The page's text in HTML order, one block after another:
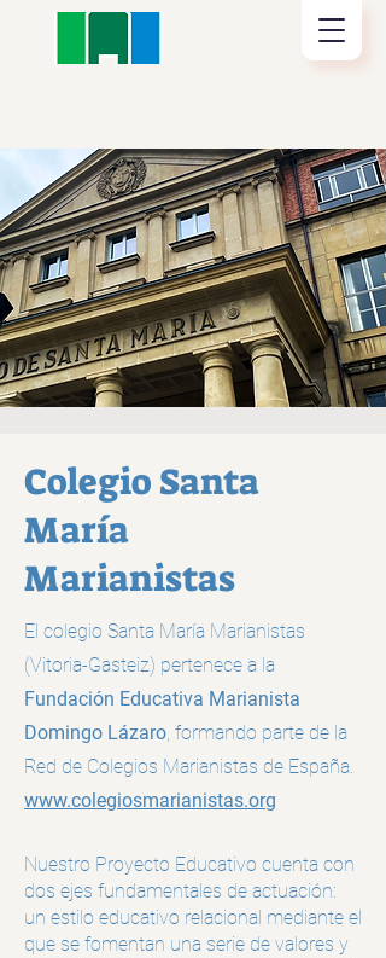
Colegio Santa
María
Marianistas
El colegio Santa María Marianistas
(Vitoria-Gasteiz) pertenece a la
Fundación Educativa Marianista
Domingo Lázaro, formando parte de la
Red de Colegios Marianistas de España.
www.colegiosmarianistas.org
Nuestro Proyecto Educativo cuenta con
dos ejes fundamentales de actuación:
un estilo educativo relacional mediante el
que se fomentan una serie de valores y